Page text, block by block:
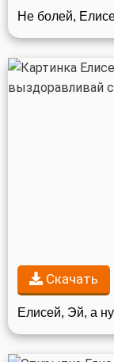
Не болей,
Скачать
Елисей, Эй, а